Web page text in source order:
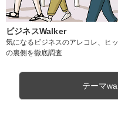
ビジネスWalker
気になるビジネスのアレコレ、ヒ
の裏側を徹底調査
テーマ